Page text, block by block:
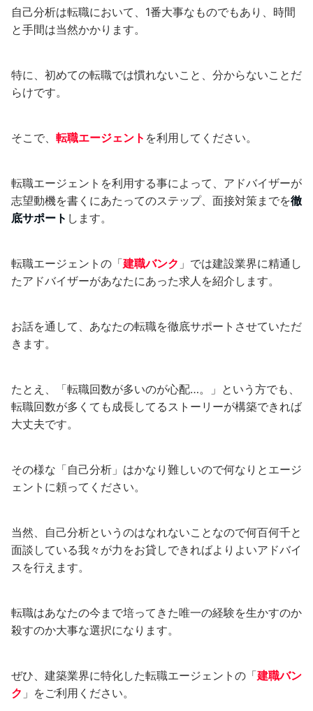
自己分析は転職において、1番大事なものでもあり、時間
と手間は当然かかります。
特に、初めての転職では慣れないこと、分からないことだ
らけです。
そこで、 転職エージェント を利用してください。
転職エージェントを利用する事によって、アドバイザーが
志望動機を書くにあたってのステップ、面接対策までを徹
底サポート します。
転職エージェントの「建職バンク 」では建設業界に精通し
たアドバイザーがあなたにあった求人を紹介します。
お話を通して、あなたの転職を徹底サポートさせていただ
きます。
たとえ、「転職回数が多いのが心配…。」という方でも、
転職回数が多くても成長してるストーリーが構築できれば
大丈夫です。
その様な「自己分析」はかなり難しいので何なりとエージ
ェントに頼ってください。
当然、自己分析というのはなれないことなので何百何千と
面談している我々が力をお貸しできればよりよいアドバイ
スを行えます。
転職はあなたの今まで培ってきた唯一の経験を生かすのか
殺すのか大事な選択になります。
ぜひ、建築業界に特化した転職エージェントの「建職バン
ク 」をご利用ください。